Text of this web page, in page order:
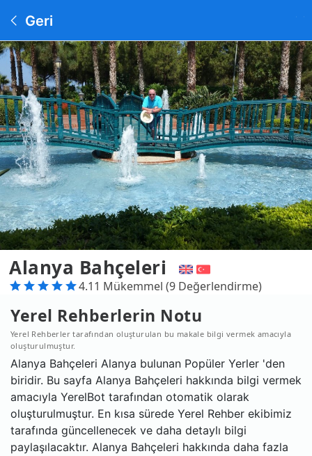
Geri
Alanya Bahçeleri
4.11 Mükemmel (9 Değerlendirme)
Yerel Rehberlerin Notu
Yerel Rehberler tarafından oluşturulan bu makale bilgi vermek amacıyla
oluşturulmuştur.
Alanya Bahçeleri Alanya bulunan Popüler Yerler 'den
biridir. Bu sayfa Alanya Bahçeleri hakkında bilgi vermek
amacıyla YerelBot tarafından otomatik olarak
oluşturulmuştur. En kısa sürede Yerel Rehber ekibimiz
tarafında güncellenecek ve daha detaylı bilgi
paylaşılacaktır. Alanya Bahçeleri hakkında daha fazla